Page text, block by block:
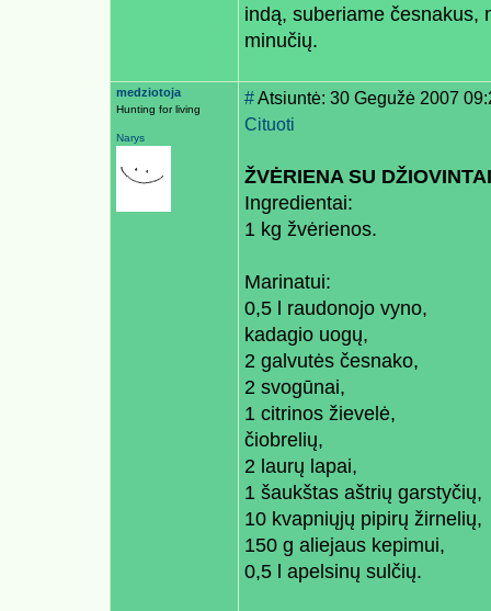
indą, suberiame česnakus,
minučių.
medziotoja
Hunting for living
Narys
#Atsiuntė: 30 Gegužė 2007
Cituoti
ŽVĖRIENA SU
Ingredientai:
1 kg žvėrienos.
Marinatui:
0,5 l raudonojo vyno,
kadagio uogų,
2 galvutės česnako,
2 svogūnai,
1 citrinos žievelė,
čiobrelių,
2 laurų lapai,
1 šaukštas aštrių garstyčių,
10 kvapniųjų pipirų žirnelių,
150 g aliejaus kepimui,
0,5 l apelsinų sulčių.